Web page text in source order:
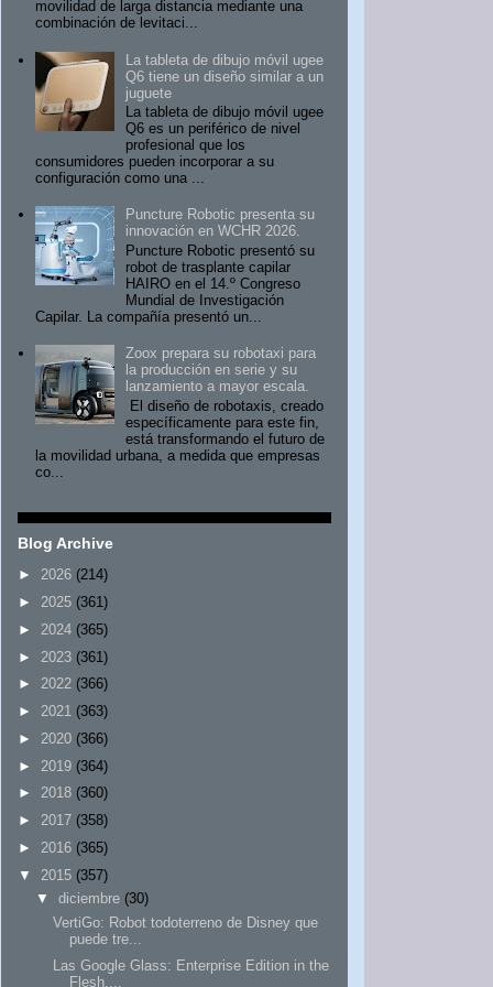
movilidad de larga distancia mediante una
combinación de levitaci...
La tableta de dibujo móvil ugee
Q6 tiene un diseño similar a un
juguete
La tableta de dibujo móvil ugee
Q6 es un periférico de nivel
profesional que los
consumidores pueden incorporar a su
configuración como una ...
Puncture Robotic presenta su
innovación en WCHR 2026.
Puncture Robotic presentó su
robot de trasplante capilar
HAIRO en el 14.º Congreso
Mundial de Investigación
Capilar. La compañía presentó un...
Zoox prepara su robotaxi para
la producción en serie y su
lanzamiento a mayor escala.
El diseño de robotaxis, creado
específicamente para este fin,
está transformando el futuro de
la movilidad urbana, a medida que empresas
co...
Blog Archive
► 2026 (214)
► 2025 (361)
► 2024 (365)
► 2023 (361)
► 2022 (366)
► 2021 (363)
► 2020 (366)
► 2019 (364)
► 2018 (360)
► 2017 (358)
► 2016 (365)
▼
2015 (357)
▼
diciembre (30)
VertiGo: Robot todoterreno de Disney que
puede tre...
Las Google Glass: Enterprise Edition in the
Flesh,...